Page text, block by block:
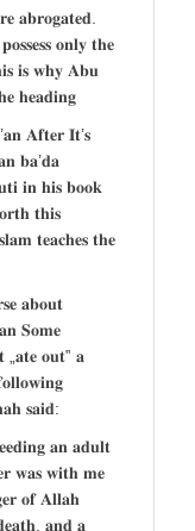
𝐚𝐛𝐫𝐨𝐠𝐚𝐭𝐞𝐝.
𝐨𝐧𝐥𝐲 𝐭𝐡𝐞
𝐢𝐬 𝐰𝐡𝐲 𝐀𝐛𝐮
𝐡𝐞𝐚𝐝𝐢𝐧𝐠
𝐀𝐟𝐭𝐞𝐫 𝐈𝐭’𝐬
𝐛𝐚’𝐝𝐚
𝐢𝐧 𝐡𝐢𝐬 𝐛𝐨𝐨𝐤
𝐭𝐡𝐢𝐬
𝐭𝐞𝐚𝐜𝐡𝐞𝐬 𝐭𝐡𝐞
𝐚𝐛𝐨𝐮𝐭
𝐒𝐨𝐦𝐞
„𝐚𝐭𝐞 𝐨𝐮𝐭‟ 𝐚
𝐬𝐚𝐢𝐝:
𝐚𝐧 𝐚𝐝𝐮𝐥𝐭
𝐰𝐚𝐬 𝐰𝐢𝐭𝐡 𝐦𝐞
𝐨𝐟 𝐀𝐥𝐥𝐚𝐡
𝐚𝐧𝐝 𝐚